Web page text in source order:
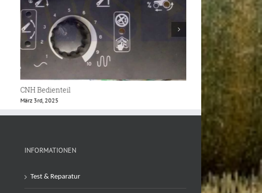
Case Lader Anzeigemodul
Februar 27th, 2025
CNH Armlehne
INFORMATIONEN
Test & Reparatur